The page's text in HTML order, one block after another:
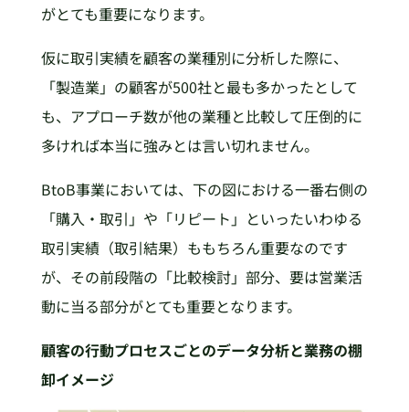
がとても重要になります。
仮に取引実績を顧客の業種別に分析した際に、
「製造業」の顧客が500社と最も多かったとして
も、アプローチ数が他の業種と比較して圧倒的に
多ければ本当に強みとは言い切れません。
BtoB事業においては、下の図における一番右側の
「購入・取引」や「リピート」といったいわゆる
取引実績（取引結果）ももちろん重要なのです
が、その前段階の「比較検討」部分、要は営業活
動に当る部分がとても重要となります。
顧客の行動プロセスごとのデータ分析と業務の棚
卸イメージ